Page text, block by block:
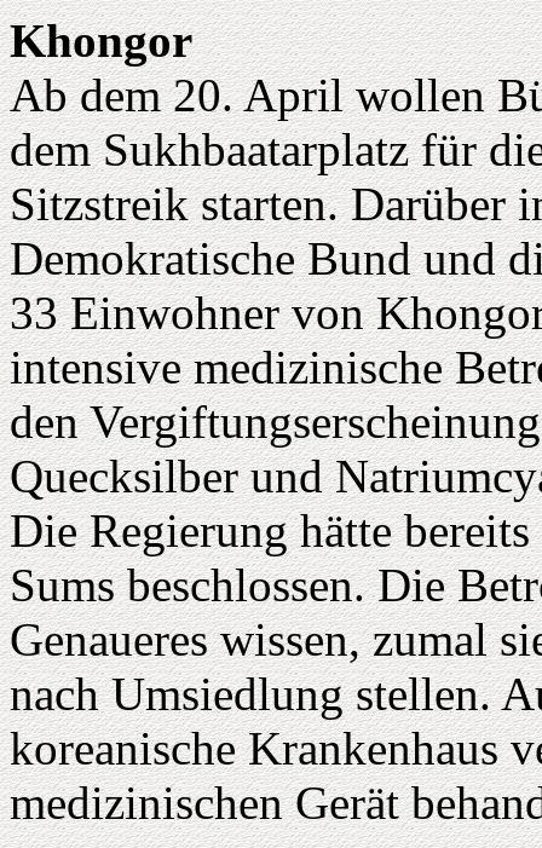
Khongor
Ab dem 20. April wollen
dem Sukhbaatarplatz für
Sitzstreik starten. Darüber
Demokratische Bund und
33 Einwohner von
intensive medizinische
den
Quecksilber und
Die Regierung hätte
Sums beschlossen. Die
Genaueres wissen, zumal
nach Umsiedlung stellen.
koreanische Krankenhaus
medizinischen Gerät